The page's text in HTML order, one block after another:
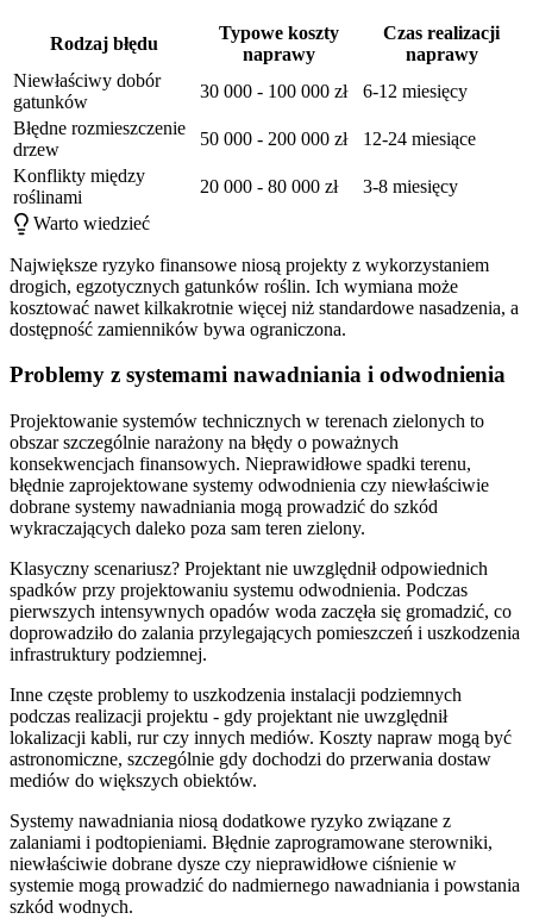
Rodzaj błędu
Typowe koszty
naprawy
Czas realizacji
naprawy
Niewłaściwy dobór
gatunków
30 000 - 100 000 zł
6-12 miesięcy
Błędne rozmieszczenie
drzew
50 000 - 200 000 zł
12-24 miesiące
Konflikty między
roślinami
20 000 - 80 000 zł
3-8 miesięcy
Warto wiedzieć
Największe ryzyko finansowe niosą projekty z wykorzystaniem
drogich, egzotycznych gatunków roślin. Ich wymiana może
kosztować nawet kilkakrotnie więcej niż standardowe nasadzenia, a
dostępność zamienników bywa ograniczona.
Problemy z systemami nawadniania i odwodnienia
Projektowanie systemów technicznych w terenach zielonych to
obszar szczególnie narażony na błędy o poważnych
konsekwencjach finansowych. Nieprawidłowe spadki terenu,
błędnie zaprojektowane systemy odwodnienia czy niewłaściwie
dobrane systemy nawadniania mogą prowadzić do szkód
wykraczających daleko poza sam teren zielony.
Klasyczny scenariusz? Projektant nie uwzględnił odpowiednich
spadków przy projektowaniu systemu odwodnienia. Podczas
pierwszych intensywnych opadów woda zaczęła się gromadzić, co
doprowadziło do zalania przylegających pomieszczeń i uszkodzenia
infrastruktury podziemnej.
Inne częste problemy to uszkodzenia instalacji podziemnych
podczas realizacji projektu - gdy projektant nie uwzględnił
lokalizacji kabli, rur czy innych mediów. Koszty napraw mogą być
astronomiczne, szczególnie gdy dochodzi do przerwania dostaw
mediów do większych obiektów.
Systemy nawadniania niosą dodatkowe ryzyko związane z
zalaniami i podtopieniami. Błędnie zaprogramowane sterowniki,
niewłaściwie dobrane dysze czy nieprawidłowe ciśnienie w
systemie mogą prowadzić do nadmiernego nawadniania i powstania
szkód wodnych.